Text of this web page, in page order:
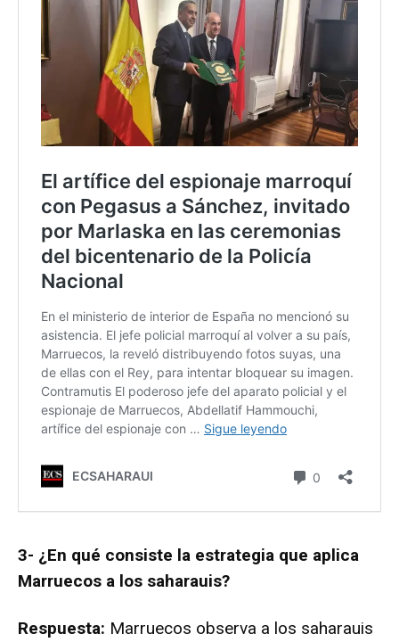
3- ¿En qué consiste la estrategia que aplica
Marruecos a los saharauis?
Respuesta: Marruecos observa a los saharauis